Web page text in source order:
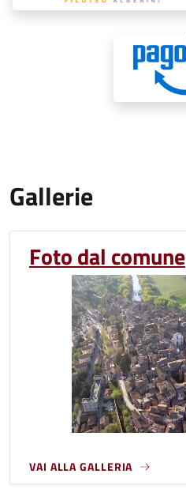
Gallerie
Foto dal comune
VAI ALLA GALLERIA